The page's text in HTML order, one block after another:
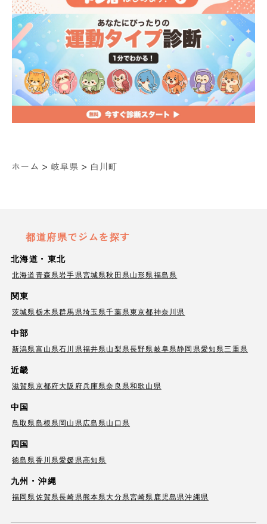
ホーム > 岐阜県 > 白川町
都道府県でジムを探す
北海道・東北
北海道青森県岩手県宮城県秋田県山形県福島県
関東
茨城県栃木県群馬県埼玉県千葉県東京都神奈川県
中部
新潟県富山県石川県福井県山梨県長野県岐阜県静岡県愛知県三重県
近畿
滋賀県京都府大阪府兵庫県奈良県和歌山県
中国
鳥取県島根県岡山県広島県山口県
四国
徳島県香川県愛媛県高知県
九州・沖縄
福岡県佐賀県長崎県熊本県大分県宮崎県 鹿児島県沖縄県